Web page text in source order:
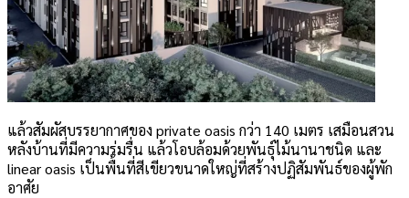
แล้วสัมผัสบรรยากาศของ private oasis กว่า 140 เมตร เสมือนสวน
หลังบ้านที่มีความร่มรื่น แล้วโอบล้อมด้วยพันธุ์ไม้นานาชนิด และ
linear oasis เป็นพื้นที่สีเขียวขนาดใหญ่ที่สร้างปฏิสัมพันธ์ของผู้พัก
อาศัย